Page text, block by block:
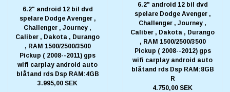
6.2" android 12 bil dvd
spelare Dodge Avenger ,
Challenger , Journey ,
Caliber , Dakota , Durango
, RAM 1500/2500/3500
Pickup ( 2008--2011) gps
wifi carplay android auto
blåtand rds Dsp RAM:4GB
3.995,00 SEK
6.2" android 12 bil dvd
spelare Dodge Avenger ,
Challenger , Journey ,
Caliber , Dakota , Durango
, RAM 1500/2500/3500
Pickup ( 2008--2012) gps
wifi carplay android auto
blåtand rds Dsp RAM:8GB
R
4.750,00 SEK